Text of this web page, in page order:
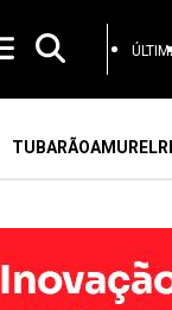
TUBARÃOAMUREL